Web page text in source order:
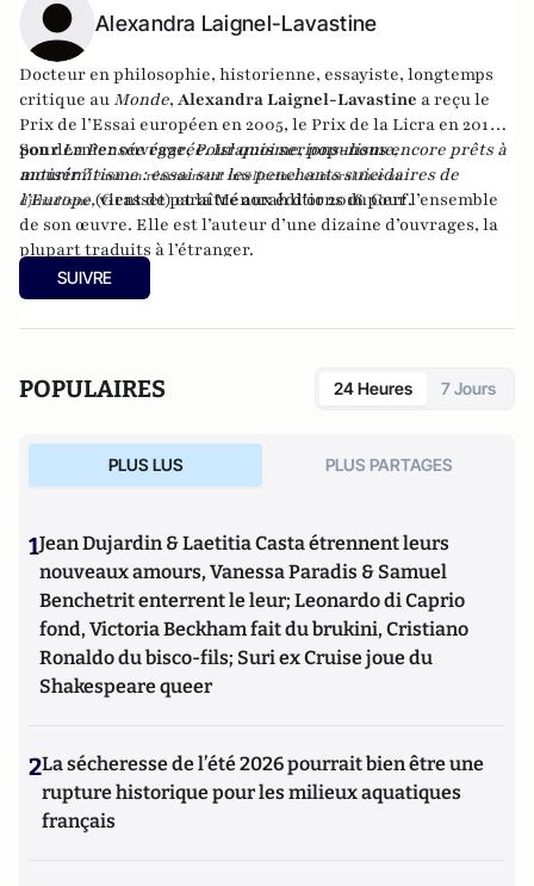
Alexandra Laignel-Lavastine
Docteur en philosophie, historienne, essayiste, longtemps
critique au Monde, Alexandra Laignel-Lavastine a reçu le
Prix de l’Essai européen en 2005, le Prix de la Licra en 2015
pourLa Pensée égarée. Islamisme, populisme,
antisémitisme : essai sur les penchants suicidaires de
l’Europe(Grasset) et la Ménorah d’or 2016 pour l’ensemble
de son œuvre. Elle est l’auteur d’une dizaine d’ouvrages, la
plupart traduits à l’étranger.
Son dernier ouvrage,Pour quoi serions-nous encore prêts à
mourir ?Pour un réarmement intellectuel et moral face au
djihadisme,vient de paraître aux éditions du Cerf.
SUIVRE
POPULAIRES 24 Heures 7 Jours
PLUS LUS PLUS PARTAGES
1Jean Dujardin & Laetitia Casta étrennent leurs
nouveaux amours, Vanessa Paradis & Samuel
Benchetrit enterrent le leur; Leonardo di Caprio
fond, Victoria Beckham fait du brukini, Cristiano
Ronaldo du bisco-fils; Suri ex Cruise joue du
Shakespeare queer
2La sécheresse de l’été 2026 pourrait bien être une
rupture historique pour les milieux aquatiques
français